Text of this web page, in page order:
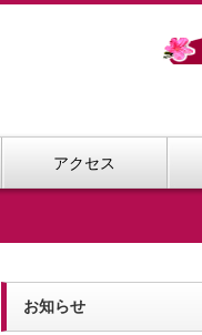
アクセス
お知らせ